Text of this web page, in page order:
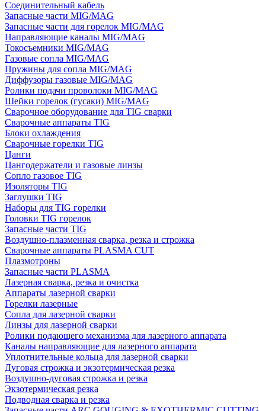
Соединительный кабель
Запасные части MIG/MAG
Запасные части для горелок MIG/MAG
Направляющие каналы MIG/MAG
Токосъемники MIG/MAG
Газовые сопла MIG/MAG
Пружины для сопла MIG/MAG
Диффузоры газовые MIG/MAG
Ролики подачи проволоки MIG/MAG
Шейки горелок (гусаки) MIG/MAG
Сварочное оборудование для TIG сварки
Сварочные аппараты TIG
Блоки охлаждения
Сварочные горелки TIG
Цанги
Цангодержатели и газовые линзы
Сопло газовое TIG
Изоляторы TIG
Заглушки TIG
Наборы для TIG горелки
Головки TIG горелок
Запасные части TIG
Воздушно-плазменная сварка, резка и строжка
Сварочные аппараты PLASMA CUT
Плазмотроны
Запасные части PLASMA
Лазерная сварка, резка и очистка
Аппараты лазерной сварки
Горелки лазерные
Сопла для лазерной сварки
Линзы для лазерной сварки
Ролики подающего механизма для лазерного аппарата
Каналы направляющие для лазерного аппарата
Уплотнительные кольца для лазерной сварки
Дуговая строжка и экзотермическая резка
Воздушно-дуговая строжка и резка
Экзотермическая резка
Подводная сварка и резка